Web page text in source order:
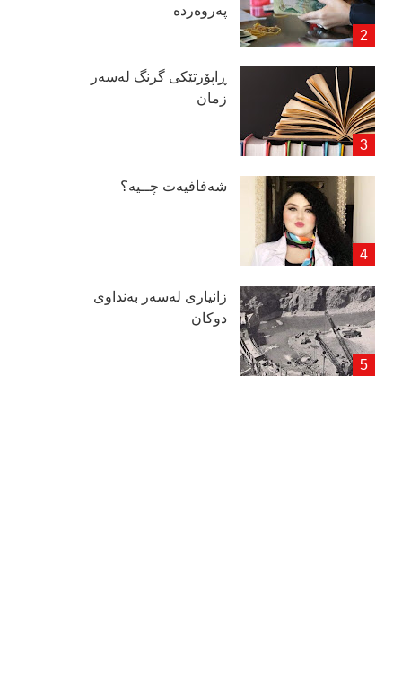
پەروەردە
ڕاپۆرتێكی گرنگ لەسەر
زمان
شەفافیەت چــیە؟
زانیاری لەسەر بەنداوی
دوكان